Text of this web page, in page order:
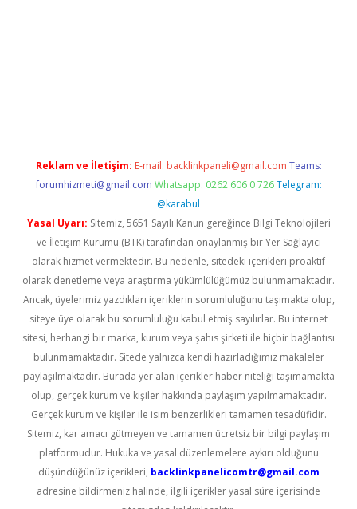
Reklam ve İletişim: E-mail: backlinkpaneli@gmail.com Teams:
forumhizmeti@gmail.com Whatsapp: 0262 606 0 726 Telegram:
@karabul
Yasal Uyarı: Sitemiz, 5651 Sayılı Kanun gereğince Bilgi Teknolojileri
ve İletişim Kurumu (BTK) tarafından onaylanmış bir Yer Sağlayıcı
olarak hizmet vermektedir. Bu nedenle, sitedeki içerikleri proaktif
olarak denetleme veya araştırma yükümlülüğümüz bulunmamaktadır.
Ancak, üyelerimiz yazdıkları içeriklerin sorumluluğunu taşımakta olup,
siteye üye olarak bu sorumluluğu kabul etmiş sayılırlar. Bu internet
sitesi, herhangi bir marka, kurum veya şahıs şirketi ile hiçbir bağlantısı
bulunmamaktadır. Sitede yalnızca kendi hazırladığımız makaleler
paylaşılmaktadır. Burada yer alan içerikler haber niteliği taşımamakta
olup, gerçek kurum ve kişiler hakkında paylaşım yapılmamaktadır.
Gerçek kurum ve kişiler ile isim benzerlikleri tamamen tesadüfidir.
Sitemiz, kar amacı gütmeyen ve tamamen ücretsiz bir bilgi paylaşım
platformudur. Hukuka ve yasal düzenlemelere aykırı olduğunu
düşündüğünüz içerikleri, backlinkpanelicomtr@gmail.com
adresine bildirmeniz halinde, ilgili içerikler yasal süre içerisinde